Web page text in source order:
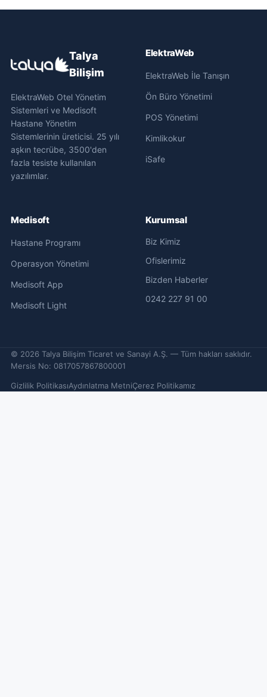
Talya
Bilişim
ElektraWeb Otel Yönetim
Sistemleri ve Medisoft
Hastane Yönetim
Sistemlerinin üreticisi. 25 yılı
aşkın tecrübe, 3500'den
fazla tesiste kullanılan
yazılımlar.
ElektraWeb
ElektraWeb İle Tanışın
Ön Büro Yönetimi
POS Yönetimi
Kimlikokur
iSafe
Medisoft
Hastane Programı
Operasyon Yönetimi
Medisoft App
Medisoft Light
Kurumsal
Biz Kimiz
Ofislerimiz
Bizden Haberler
0242 227 91 00
© 2026 Talya Bilişim Ticaret ve Sanayi A.Ş. — Tüm hakları saklıdır.
Mersis No: 0817057867800001
Gizlilik PolitikasıAydınlatma MetniÇerez Politikamız